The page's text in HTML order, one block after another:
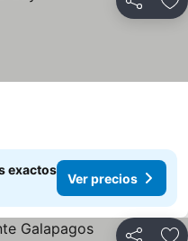
Compartir
exactos
Ver precios